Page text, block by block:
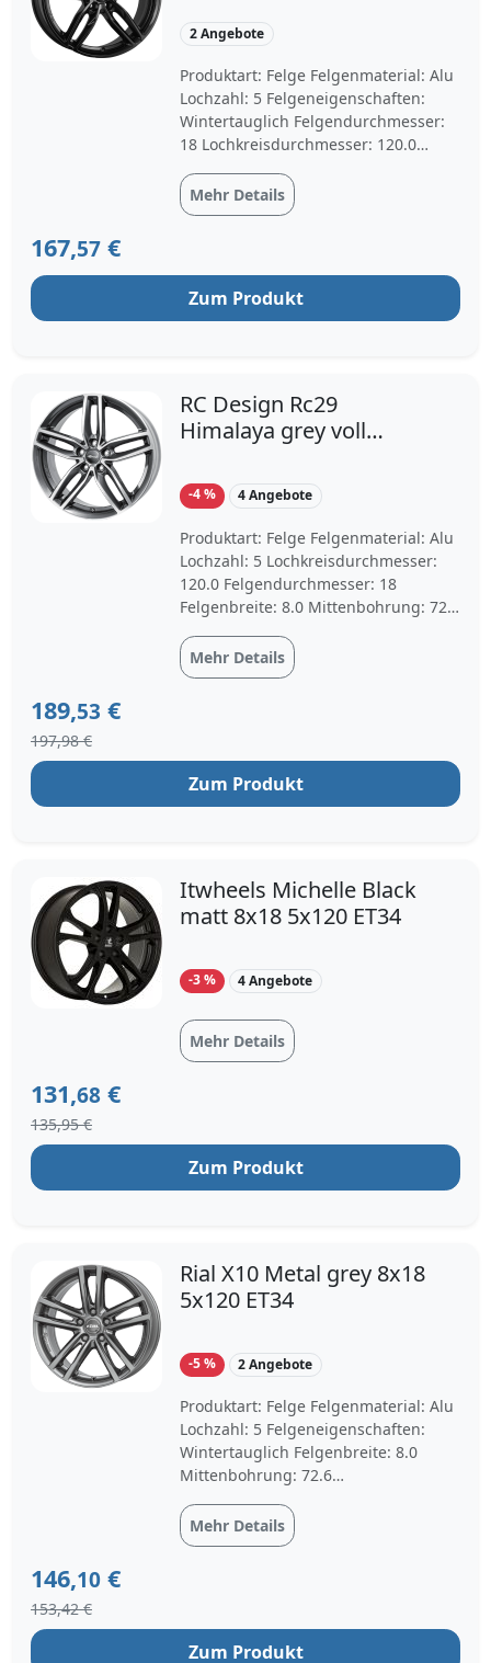
2 Angebote
Produktart: Felge Felgenmaterial: Alu
Lochzahl: 5 Felgeneigenschaften:
Wintertauglich Felgendurchmesser:
18 Lochkreisdurchmesser: 120.0
Einpresstiefe: 34 Felgenfarbe:
schwarz
Mehr Details
167,57 €
Zum Produkt
RC Design Rc29
Himalaya grey voll
ET34
-4 % 4 Angebote
Produktart: Felge Felgenmaterial: Alu
Lochzahl: 5 Lochkreisdurchmesser:
120.0 Felgendurchmesser: 18
Felgenbreite: 8.0 Mittenbohrung: 72.6
himalaya grey vollpoliert
Mehr Details
189,53 €
197,98 €
Zum Produkt
Itwheels Michelle Black
matt 8x18 5x120 ET34
-3 % 4 Angebote
Mehr Details
131,68 €
135,95 €
Zum Produkt
Rial X10 Metal grey 8x18
5x120 ET34
-5 % 2 Angebote
Produktart: Felge Felgenmaterial: Alu
Lochzahl: 5 Felgeneigenschaften:
Wintertauglich Felgenbreite: 8.0
Mittenbohrung: 72.6
Lochkreisdurchmesser: 120.0
Einpresstiefe: 34 Felgenfarbe: metal
Mehr Details
146,10 €
153,42 €
Zum Produkt